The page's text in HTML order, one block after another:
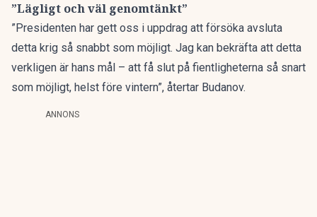
”Lägligt och väl genomtänkt”
”Presidenten har gett oss i uppdrag att försöka avsluta
detta krig så snabbt som möjligt. Jag kan bekräfta att detta
verkligen är hans mål – att få slut på fientligheterna så snart
som möjligt, helst före vintern”, återtar Budanov.
ANNONS